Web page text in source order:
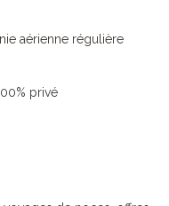
aérienne régulière
privé